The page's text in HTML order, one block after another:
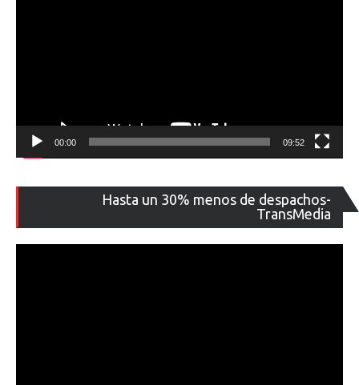
00:00 09:52
Hasta un 30% menos de despachos-
TransMedia
de